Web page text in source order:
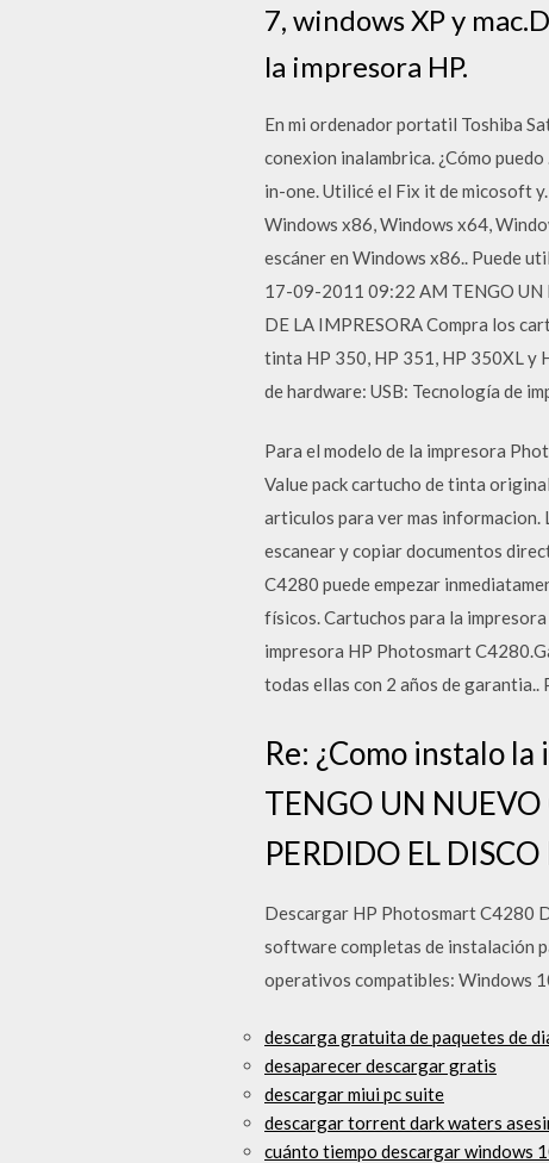
7, windows XP y
la impresora HP.
En mi ordenador portatil Toshiba
conexion inalambrica. ¿Cómo
in-one. Utilicé el Fix it de micosoft
Windows x86, Windows x64,
escáner en Windows x86.. Puede
‎17-09-2011 09:22 AM TENGO UN
DE LA IMPRESORA Compra los
tinta HP 350, HP 351, HP 350XL y
de hardware: USB: Tecnología de
Para el modelo de la impresora
Value pack cartucho de tinta
articulos para ver mas informacion.
escanear y copiar documentos
C4280 puede empezar
físicos. Cartuchos para la
impresora HP Photosmart
todas ellas con 2 años de
Re: ¿Como instalo
TENGO UN
PERDIDO EL
Descargar HP Photosmart C4280
software completas de instalación
operativos compatibles: Windows
descarga gratuita de paquetes de
desaparecer descargar gratis
descargar miui pc suite
descargar torrent dark waters
cuánto tiempo descargar windows